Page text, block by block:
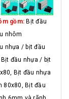
gồm:Bịt đầu
nhôm
nhựa / bịt đầu
đầu nhựa / bịt
Bịt đầu nhựa
80x80, Bịt đầu